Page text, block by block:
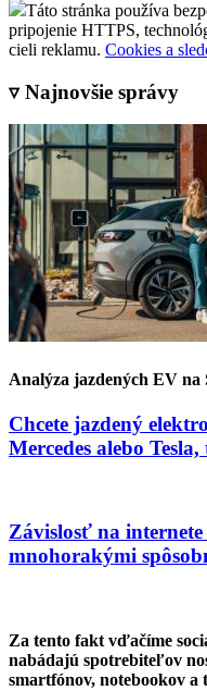
Táto stránka používa
pripojenie HTTPS,
cieli reklamu. Cookies a
▿ Najnovšie správy
Analýza jazdených EV na
Chcete jazdený
Mercedes alebo
Závislosť na internete
mnohorakými
Za tento fakt vďačíme
nabádajú spotrebiteľov
smartfónov, notebookov a